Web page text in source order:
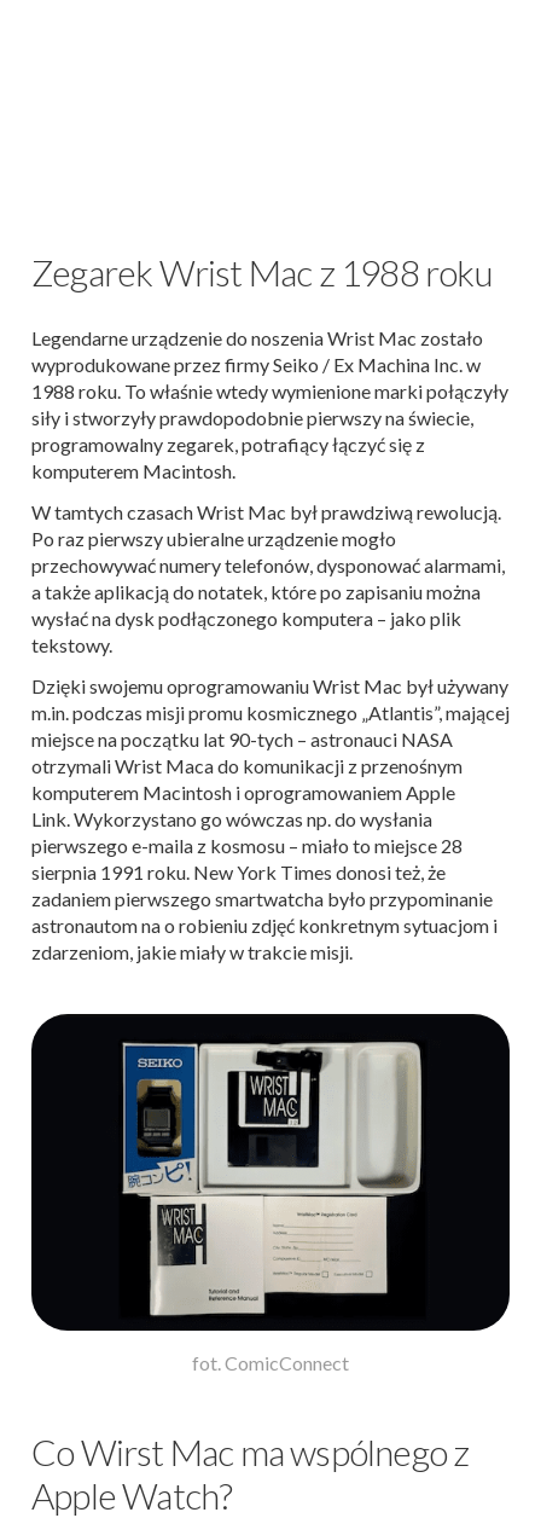
Zegarek Wrist Mac z 1988 roku
Legendarne urządzenie do noszenia Wrist Mac zostało
wyprodukowane przez firmy Seiko / Ex Machina Inc. w
1988 roku. To właśnie wtedy wymienione marki połączyły
siły i stworzyły prawdopodobnie pierwszy na świecie,
programowalny zegarek, potrafiący łączyć się z
komputerem Macintosh.
W tamtych czasach Wrist Mac był prawdziwą rewolucją.
Po raz pierwszy ubieralne urządzenie mogło
przechowywać numery telefonów, dysponować alarmami,
a także aplikacją do notatek, które po zapisaniu można
wysłać na dysk podłączonego komputera – jako plik
tekstowy.
Dzięki swojemu oprogramowaniu Wrist Mac był używany
m.in. podczas misji promu kosmicznego „Atlantis”, mającej
miejsce na początku lat 90-tych – astronauci NASA
otrzymali Wrist Maca do komunikacji z przenośnym
komputerem Macintosh i oprogramowaniem Apple
Link.Wykorzystano go wówczas np. do wysłania
pierwszego e-maila z kosmosu – miało to miejsce 28
sierpnia 1991 roku. New York Times donosi też, że
zadaniem pierwszego smartwatcha było przypominanie
astronautom na o robieniu zdjęć konkretnym sytuacjom i
zdarzeniom, jakie miały w trakcie misji.
fot. ComicConnect
Co Wirst Mac ma wspólnego z
Apple Watch?